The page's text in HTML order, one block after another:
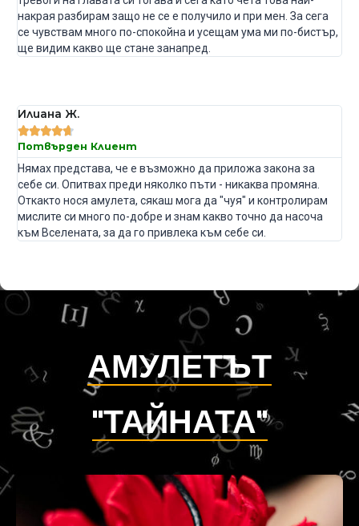
накрая разбирам защо не се е получило и при мен. За сега
се чувствам много по-спокойна и усещам ума ми по-бистър,
ще видим какво ще стане занапред.
Илиана Ж.

Потвърден Клиент
Нямах представа, че е възможно да приложа закона за
себе си. Опитвах преди няколко пъти - никаква промяна.
Откакто нося амулета, сякаш мога да "чуя" и контролирам
мислите си много по-добре и знам какво точно да насоча
към Вселената, за да го привлека към себе си.
АМУЛЕТЪТ
"ТАЙНАТА"